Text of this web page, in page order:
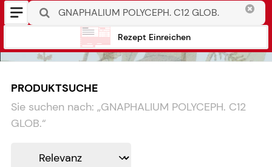
Rezept Einreichen
PRODUKTSUCHE
Sie suchen nach: „GNAPHALIUM POLYCEPH. C12
GLOB.“